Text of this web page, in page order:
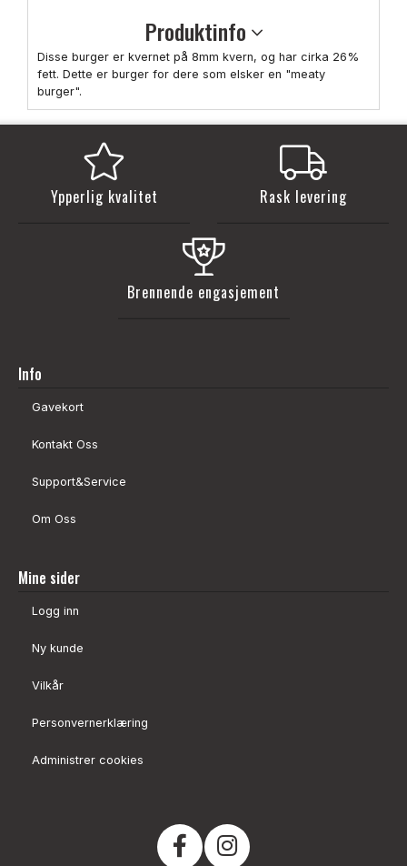
Produktinfo
Disse burger er kvernet på 8mm kvern, og har cirka 26%
fett. Dette er burger for dere som elsker en "meaty
burger".
Ypperlig kvalitet Rask levering
Brennende engasjement
Info
Gavekort
Kontakt Oss
Support&Service
Om Oss
Mine sider
Logg inn
Ny kunde
Vilkår
Personvernerklæring
Administrer cookies